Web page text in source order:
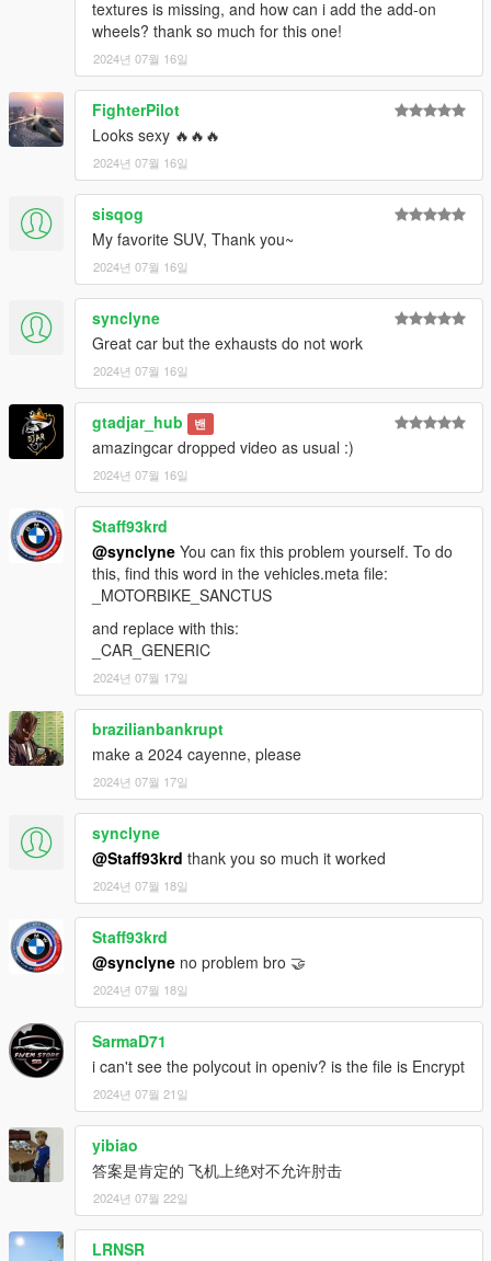
-多个轮毂
-gta5牌照+ALA牌照
-正确的转向信号灯、倒车灯和其他车灯功能
-正确的车身类型
-正确的汽车行李箱
-精确的车外灯
-准确的操作方向盘
-真实的方向盘角度
原色=车身颜色
次要颜色=缝线颜色
轮毂颜色=卡钳颜色
内部颜色=皮革颜色
-------------------------------------------------------
textures is missing, and how can i add the add-on
wheels? thank so much for this one!
2024년 07월 16일
FighterPilot
Looks sexy 🔥🔥🔥
2024년 07월 16일
sisqog
My favorite SUV, Thank you~
2024년 07월 16일
synclyne
Great car but the exhausts do not work
2024년 07월 16일
gtadjar_hub 밴
amazingcar dropped video as usual :)
2024년 07월 16일
Staff93krd
@synclyne You can fix this problem yourself. To do
this, find this word in the vehicles.meta file:
_MOTORBIKE_SANCTUS
and replace with this:
_CAR_GENERIC
2024년 07월 17일
brazilianbankrupt
make a 2024 cayenne, please
2024년 07월 17일
synclyne
@Staff93krd thank you so much it worked
2024년 07월 18일
Staff93krd
@synclyne no problem bro 🤝
2024년 07월 18일
SarmaD71
i can't see the polycout in openiv? is the file is Encrypt
2024년 07월 21일
yibiao
答案是肯定的 飞机上绝对不允许肘击
2024년 07월 22일
LRNSR